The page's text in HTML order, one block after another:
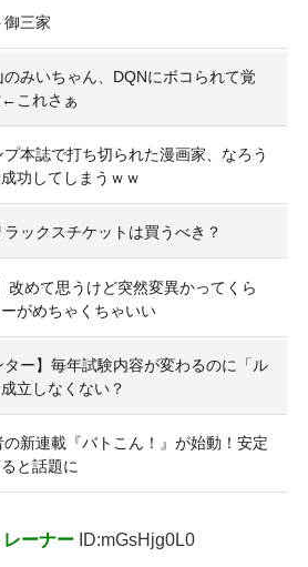
御三家
のみいちゃん、DQNにボコられて覚
これさぁ
プ本誌で打ち切られた漫画家、なろう
功してしまうｗｗ
ラックスチケットは買うべき？
改めて思うけど突然変異かってくら
がめちゃくちゃいい
ター】毎年試験内容が変わるのに「ル
立しなくない？
の新連載『バトこん！』が始動！安定
と話題に
ーナー ID:mGsHjg0L0